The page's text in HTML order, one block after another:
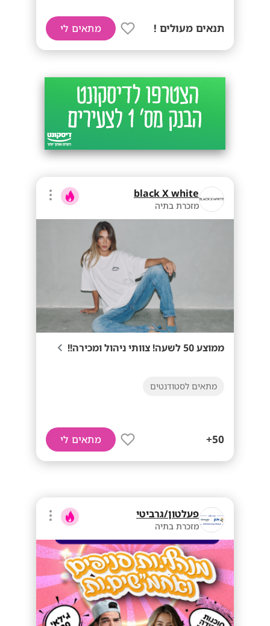
תנאים מעולים ! מתאים לי
black X white
מזכרת בתיה
ממוצע 50 לשעה! צוותי ניהול ומכירה!!
מתאים לסטודנטים
50+ מתאים לי
פעלטון/גרביטי
מזכרת בתיה